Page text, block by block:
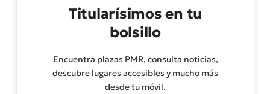
Titularísimos en tu
bolsillo
Encuentra plazas PMR, consulta noticias,
descubre lugares accesibles y mucho más
desde tu móvil.